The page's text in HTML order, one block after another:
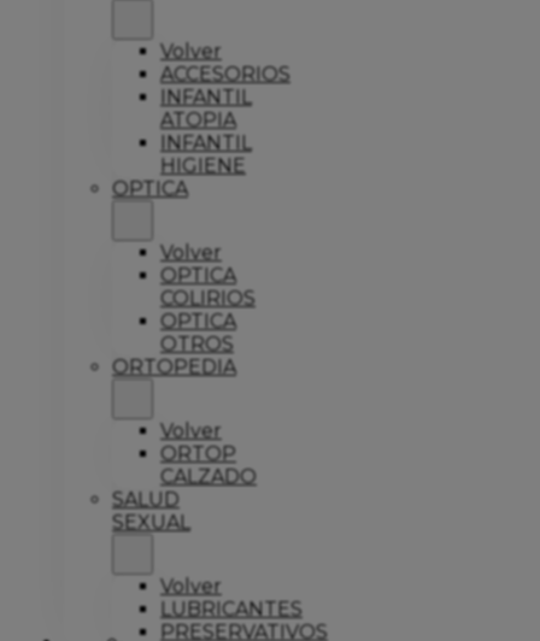
Volver
ACCESORIOS
INFANTIL
ATOPIA
INFANTIL
HIGIENE
OPTICA
Volver
OPTICA
COLIRIOS
OPTICA
OTROS
ORTOPEDIA
Volver
ORTOP
CALZADO
SALUD
SEXUAL
Volver
LUBRICANTES
PRESERVATIVOS